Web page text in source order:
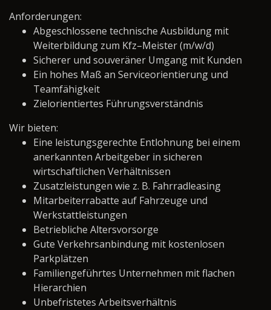
Anforderungen:
Abgeschlossene technische Ausbildung mit
Weiterbildung zum Kfz–Meister (m/w/d)
Sicherer und souveräner Umgang mit Kunden
Ein hohes Maß an Serviceorientierung und
Teamfähigkeit
Zielorientiertes Führungsverständnis
Wir bieten:
Eine leistungsgerechte Entlohnung bei einem
anerkannten Arbeitgeber in sicheren
wirtschaftlichen Verhältnissen
Zusatzleistungen wie z. B. Fahrradleasing
Mitarbeiterrabatte auf Fahrzeuge und
Werkstattleistungen
Betriebliche Altersvorsorge
Gute Verkehrsanbindung mit kostenlosen
Parkplätzen
Familiengeführtes Unternehmen mit flachen
Hierarchien
Unbefristetes Arbeitsverhältnis